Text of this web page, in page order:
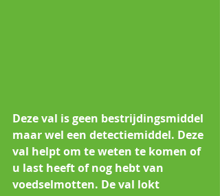
Deze val is geen bestrijdingsmiddel
maar wel een detectiemiddel. Deze
val helpt om te weten te komen of
u last heeft of nog hebt van
voedselmotten. De val lokt